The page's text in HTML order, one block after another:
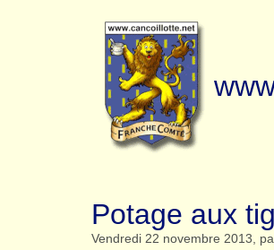
Potage aux
Vendredi 22 novembre 2013,